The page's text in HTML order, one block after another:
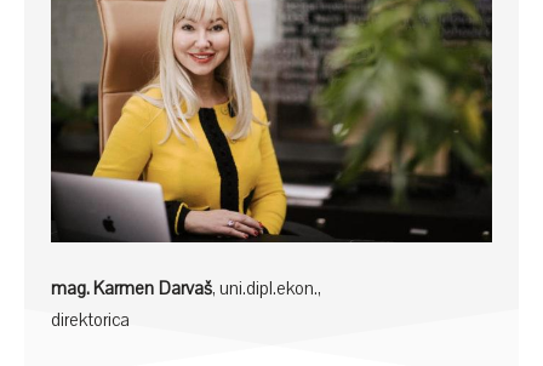
mag. Karmen Darvaš, uni.dipl.ekon.,
direktorica